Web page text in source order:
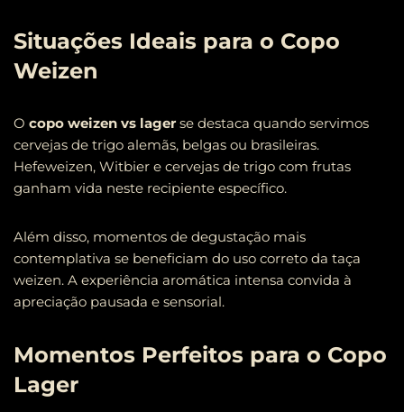
Situações Ideais para o Copo
Weizen
O copo weizen vs lager se destaca quando servimos
cervejas de trigo alemãs, belgas ou brasileiras.
Hefeweizen, Witbier e cervejas de trigo com frutas
ganham vida neste recipiente específico.
Além disso, momentos de degustação mais
contemplativa se beneficiam do uso correto da taça
weizen. A experiência aromática intensa convida à
apreciação pausada e sensorial.
Momentos Perfeitos para o Copo
Lager